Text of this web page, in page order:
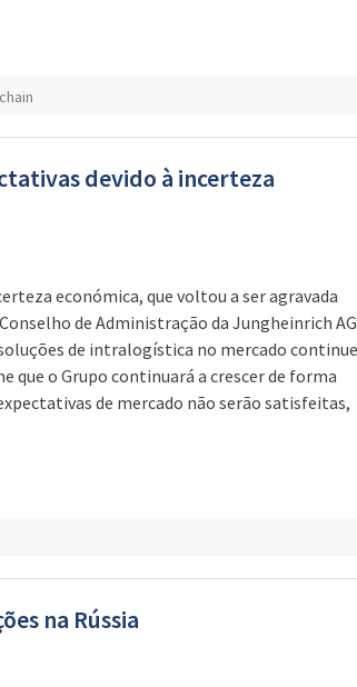
devido à incerteza
económica, que voltou a ser agravada
de Administração da Jungheinrich AG
de intralogística no mercado continue
que o Grupo continuará a crescer de forma
de mercado não serão satisfeitas,
na Rússia